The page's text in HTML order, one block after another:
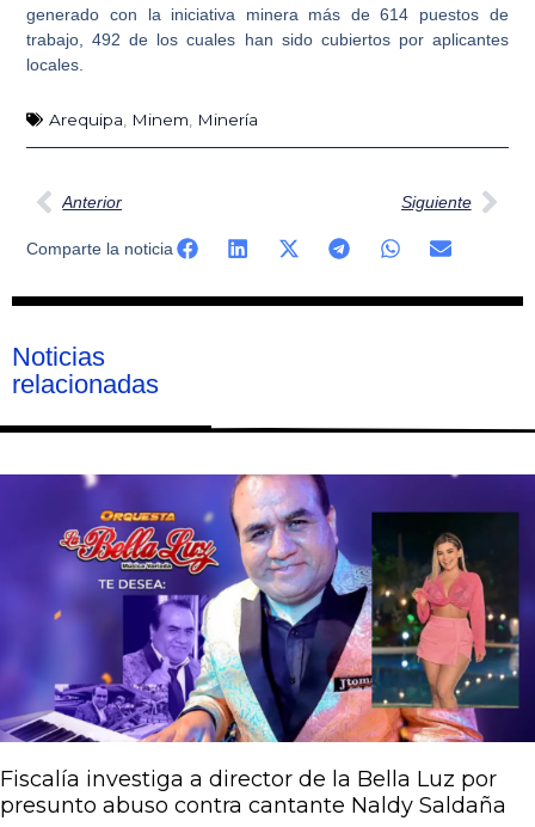
generado con la iniciativa minera más de 614 puestos de
trabajo, 492 de los cuales han sido cubiertos por aplicantes
locales.
Arequipa Minem Minería
Ant
Anterior Siguiente
Comparte la noticia
Noticias
relacionadas
Fiscalía investiga a director de la Bella Luz por
presunto abuso contra cantante Naldy Saldaña
PáginaPágina
Página
Página
Página